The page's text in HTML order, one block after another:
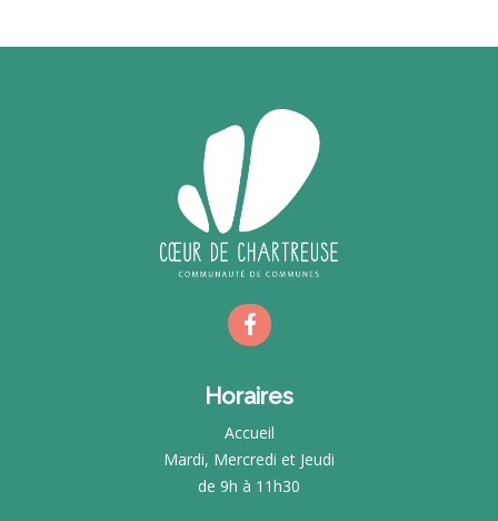
Horaires
Accueil
Mardi, Mercredi et Jeudi
de 9h à 11h30